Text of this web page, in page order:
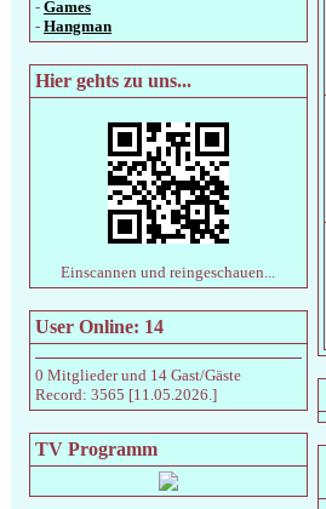
- Games
- Hangman
Hier gehts zu uns...
Einscannen und reingeschauen...
User Online: 14
0 Mitglieder und 14 Gast/Gäste
Record: 3565 [11.05.2026.]
TV Programm